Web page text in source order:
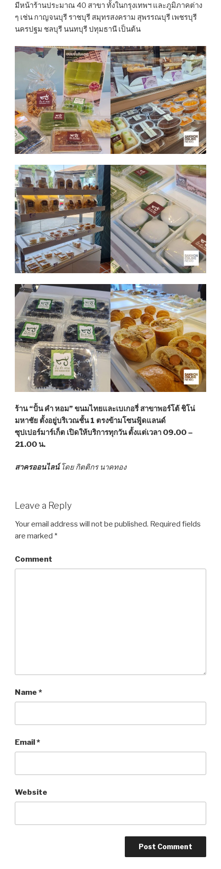
มีหน้าร้านประมาณ 40 สาขา ทั้งในกรุงเทพฯ และภูมิภาคต่าง
ๆ เช่น กาญจนบุรี ราชบุรี สมุทรสงคราม สุพรรณบุรี เพชรบุรี
นครปฐม ชลบุรี นนทบุรี ปทุมธานี เป็นต้น
ร้าน “ปั้น คำ หอม” ขนมไทยและเบเกอรี่ สาขาพอร์โต้ ชิโน่
มหาชัย ตั้งอยู่บริเวณชั้น 1 ตรงข้ามโซนฟู้ดแลนด์
ซุปเปอร์มาร์เก็ต เปิดให้บริการทุกวัน ตั้งแต่เวลา 09.00 –
21.00 น.
สาครออนไลน์ โดย กิตติกร นาคทอง
Leave a Reply
Your email address will not be published. Required fields
are marked *
Comment
Name *
Email*
Website